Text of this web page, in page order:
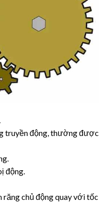
truyền động, thường được
động.
răng chủ động quay với tốc